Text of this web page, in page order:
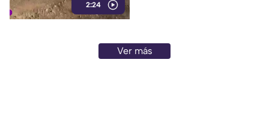
2:24
recientes lluvias.
Ver más